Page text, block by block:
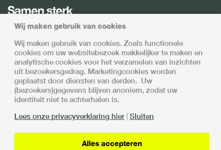
Samen sterk
Met alle deelnemers is afgesproken dat de invoering en
gecontroleerd plaatsvindt.
De Vertrouwensketen is een samenwerking van:
Wij maken gebruik van cookies
Wij maken gebruik van cookies. Zoals functionele
cookies om uw websitebezoek makkelijker te maken en
analytische cookies voor het verzamelen van inzichten
uit bezoekersgedrag. Marketingcookies worden
geplaatst door diensten van derden. Uw
(bezoekers)gegevens blijven anoniem, zodat uw
identiteit niet te achterhalen is.
Lees onze privacyverklaring hier
|Sluiten
Alles accepteren